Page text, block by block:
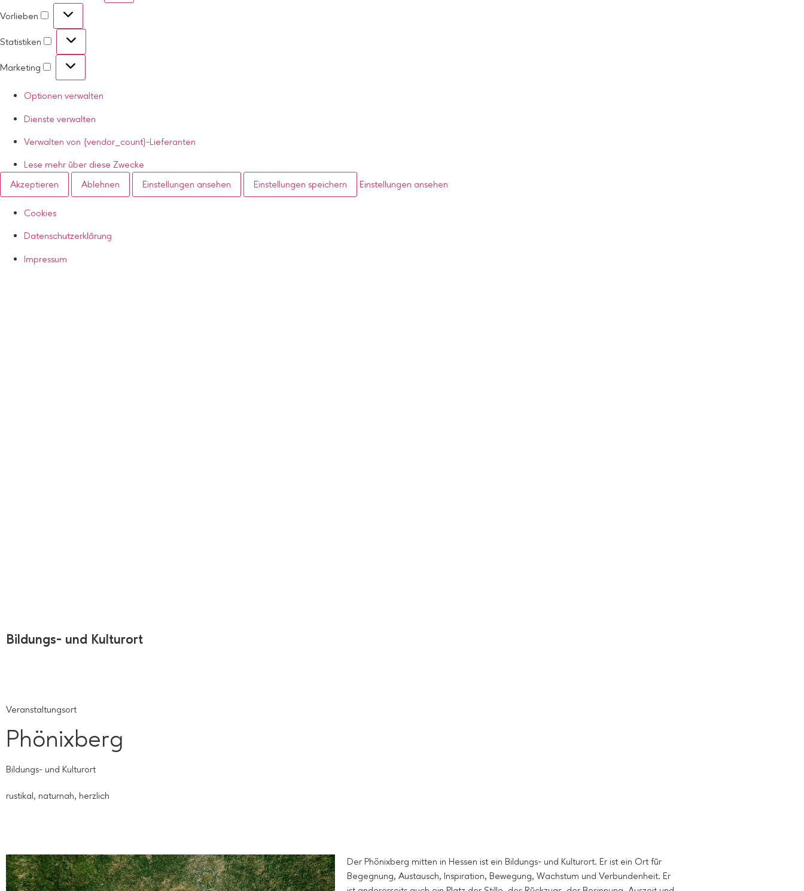
Vorlieben
Statistiken
Marketing
Optionen verwalten
Dienste verwalten
Verwalten von {vendor_count}-Lieferanten
Lese mehr über diese Zwecke
Akzeptieren
Ablehnen Einstellungen ansehen Einstellungen speichern Einstellungen ansehen
Cookies
Datenschutzerklärung
Impressum
Bildungs- und Kulturort
Veranstaltungsort
Phönixberg
Bildungs- und Kulturort
rustikal, naturnah, herzlich
Der Phönixberg mitten in Hessen ist ein Bildungs- und Kulturort. Er ist ein Ort für
Begegnung, Austausch, Inspiration, Bewegung, Wachstum und Verbundenheit. Er